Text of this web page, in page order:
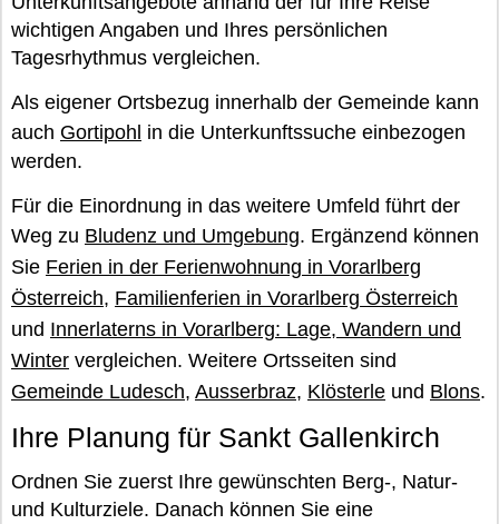
wichtigen Angaben und Ihres persönlichen
Tagesrhythmus vergleichen.
Als eigener Ortsbezug innerhalb der Gemeinde kann
auch Gortipohl in die Unterkunftssuche einbezogen
werden.
Für die Einordnung in das weitere Umfeld führt der
Weg zu Bludenz und Umgebung. Ergänzend können
Sie Ferien in der Ferienwohnung in Vorarlberg
Österreich, Familienferien in Vorarlberg Österreich
und Innerlaterns in Vorarlberg: Lage, Wandern und
Winter vergleichen. Weitere Ortsseiten sind
Gemeinde Ludesch, Ausserbraz, Klösterle und Blons.
Ihre Planung für Sankt Gallenkirch
Ordnen Sie zuerst Ihre gewünschten Berg-, Natur-
und Kulturziele. Danach können Sie eine